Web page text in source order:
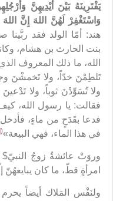
يَفْتَرِينَهُ بَيْنَ أَيْدِيهِنَّ
وَاسْتَغْفِرْ لَهُنَّ اللهَ إِنَّ
هند: أمّا الولد فقد ربَّينا
بنت الحارث بن هشام،
الله، ما ذلك المعروف
تَلطِمْنَ خدّاً، ولا تَخمشْنَ
ولا تُسَوِّدْنَ ثوباً، ولا
فقالت: يا رسول الله، كيف
فدعا بقَدَحٍ من ماءٍ، فأدخل
في هذا الماء، فهي البيعة»(
وروَتْ عائشةُ زوجُ
امرأةٍ قطّ، ما كان يبايعهُنّ
ولنَفْس المَلاك أيضاً